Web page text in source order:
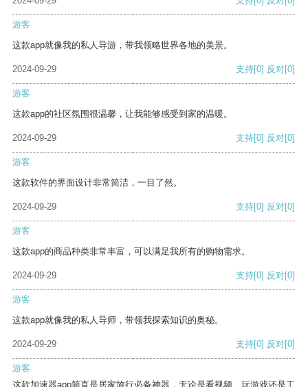
游客
这款app就像我的私人导游，带我领略世界各地的美景。
2024-09-29 支持[0] 反对[0]
游客
这款app的社区氛围很温馨，让我能够感受到家的温暖。
2024-09-29 支持[0] 反对[0]
游客
这款软件的界面设计非常简洁，一目了然。
2024-09-29 支持[0] 反对[0]
游客
这款app的商品种类非常丰富，可以满足我所有的购物需求。
2024-09-29 支持[0] 反对[0]
游客
这款app就像我的私人导师，带领我探索知识的奥秘。
2024-09-29 支持[0] 反对[0]
游客
这款加速器app简直是居家旅行必备神器，无论是看视频、玩游戏还是工